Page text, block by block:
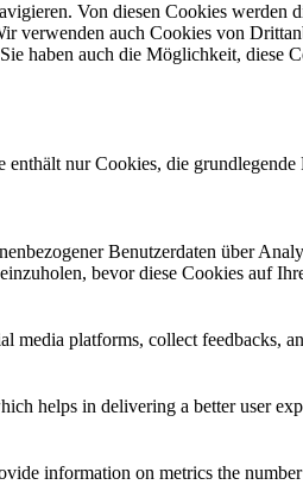
Von diesen Cookies
verwenden auch Cookies von
haben auch die Möglichkeit, diese
nur Cookies, die
Benutzerdaten über
bevor diese Cookies auf
platforms, collect feedbacks,
helps in delivering a better user
information on metrics the